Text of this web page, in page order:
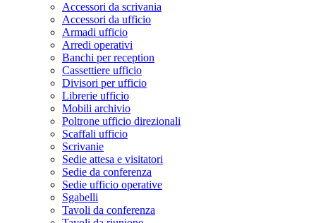
Accessori da scrivania
Accessori da ufficio
Armadi ufficio
Arredi operativi
Banchi per reception
Cassettiere ufficio
Divisori per ufficio
Librerie ufficio
Mobili archivio
Poltrone ufficio direzionali
Scaffali ufficio
Scrivanie
Sedie attesa e visitatori
Sedie da conferenza
Sedie ufficio operative
Sgabelli
Tavoli da conferenza